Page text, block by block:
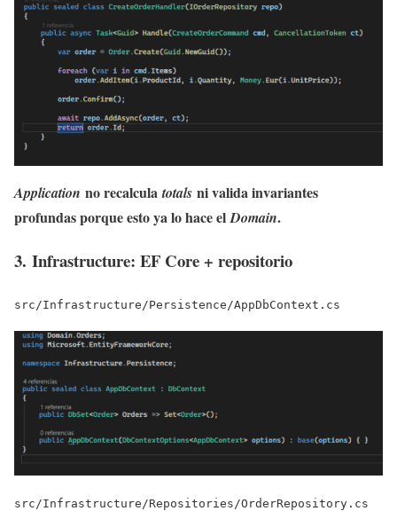
Application no recalculatotals ni valida invariantes
profundas porque esto ya lo hace elDomain.
3. Infrastructure: EF Core + repositorio
src/Infrastructure/Persistence/AppDbContext.cs
src/Infrastructure/Repositories/OrderRepository.cs